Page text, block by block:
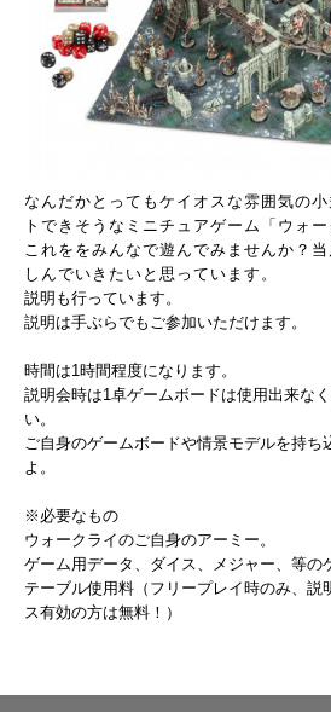
なんだかとってもケイオスな雰囲気の
トできそうなミニチュアゲーム「ウォー
これををみんなで遊んでみませんか？
しんでいきたいと思っています。
説明も行っています。
説明は手ぶらでもご参加いただけます。
時間は1時間程度になります。
説明会時は1卓ゲームボードは使用出来な
い。
ご自身のゲームボードや情景モデルを持ち
よ。
※必要なもの
ウォークライのご自身のアーミー。
ゲーム用データ、ダイス、メジャー、等の
テーブル使用料（フリープレイ時のみ、説
ス有効の方は無料！）